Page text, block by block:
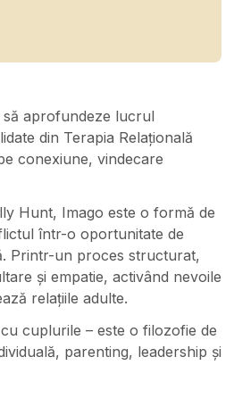
să aprofundeze lucrul
din Terapia Relațională
conexiune, vindecare
Hunt, Imago este o formă de
într-o oportunitate de
Printr-un proces structurat,
și empatie, activând nevoile
relațiile adulte.
cuplurile – este o filozofie de
parenting, leadership și